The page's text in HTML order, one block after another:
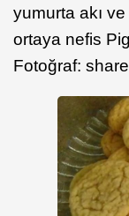
yumurta akı ve
ortaya nefis
Fotoğraf: